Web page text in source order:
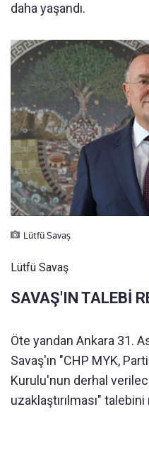
daha yaşandı.
Lütfü Savaş
Lütfü Savaş
SAVAŞ'IN TALEBİ
Öte yandan Ankara 31.
Savaş'ın "CHP MYK,
Kurulu'nun derhal
uzaklaştırılması"